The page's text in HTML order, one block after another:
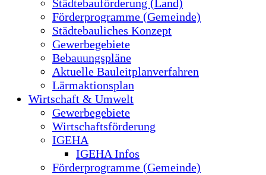
Städtebauförderung (Land)
Förderprogramme (Gemeinde)
Städtebauliches Konzept
Gewerbegebiete
Bebauungspläne
Aktuelle Bauleitplanverfahren
Lärmaktionsplan
Wirtschaft & Umwelt
Gewerbegebiete
Wirtschaftsförderung
IGEHA
IGEHA Infos
Förderprogramme (Gemeinde)